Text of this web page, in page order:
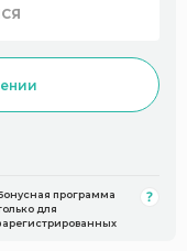
программа
для